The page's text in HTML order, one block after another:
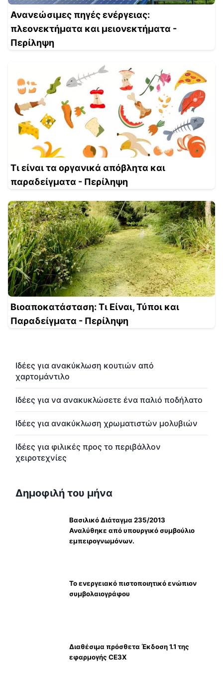
Ανανεώσιμες πηγές ενέργειας:
πλεονεκτήματα και μειονεκτήματα -
Περίληψη
Τι είναι τα οργανικά απόβλητα και
παραδείγματα - Περίληψη
Βιοαποκατάσταση: Τι Είναι, Τύποι και
Παραδείγματα - Περίληψη
Ιδέες για ανακύκλωση κουτιών από
χαρτομάντιλο
Ιδέες για να ανακυκλώσετε ένα παλιό ποδήλατο
Ιδέες για ανακύκλωση χρωματιστών μολυβιών
Ιδέες για φιλικές προς το περιβάλλον
χειροτεχνίες
Δημοφιλή του μήνα
Βασιλικό Διάταγμα 235/2013
Αναλύθηκε από υπουργικό συμβούλιο
εμπειρογνωμόνων.
Το ενεργειακό πιστοποιητικό ενώπιον
συμβολαιογράφου
Διαθέσιμα πρόσθετα Έκδοση 1.1 της
εφαρμογής CE3X